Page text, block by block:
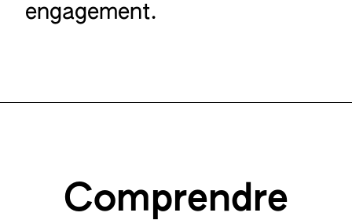
engagement.
Comprendre